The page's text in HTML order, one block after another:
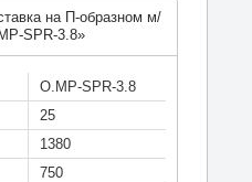
на П-образном м/
SPR-3.8»
O.MP-SPR-3.8
25
1380
750